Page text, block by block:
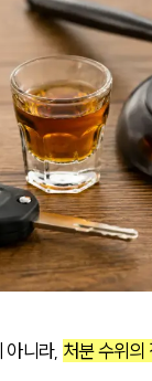
니라, 처분 수위의